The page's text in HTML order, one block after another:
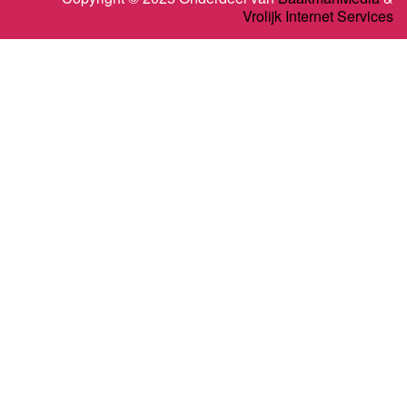
Vrolijk Internet Services